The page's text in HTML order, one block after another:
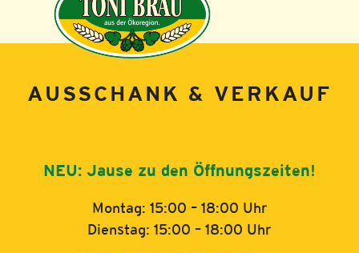
AUSSCHANK & VERKAUF
NEU: Jause zu den Öffnungszeiten!
Montag: 15:00 – 18:00 Uhr
Dienstag: 15:00 – 18:00 Uhr